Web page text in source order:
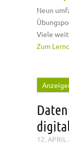
Neun
Viele
Zum
Haupt-
12.